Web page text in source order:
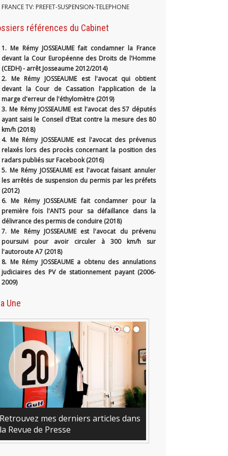
FRANCE TV: PREFET-SUSPENSION-TELEPHONE
références du Cabinet
1. Me Rémy JOSSEAUME fait condamner la France
devant la Cour Européenne des Droits de l'Homme
(CEDH) - arrêt Josseaume 2012/2014)
2. Me Rémy JOSSEAUME est l'avocat qui obtient
devant la Cour de Cassation l'application de la
marge d'erreur de l'éthylomètre (2019)
3. Me Rémy JOSSEAUME est l'avocat des 57 députés
ayant saisi le Conseil d'Etat contre la mesure des 80
km/h (2018)
4. Me Rémy JOSSEAUME est l'avocat des prévenus
relaxés lors des procès concernant la position des
radars publiés sur Facebook (2016)
5. Me Rémy JOSSEAUME est l'avocat faisant annuler
les arrêtés de suspension du permis par les préfets
(2012)
6. Me Rémy JOSSEAUME fait condamner pour la
première fois l'ANTS pour sa défaillance dans la
délivrance des permis de conduire (2018)
7. Me Rémy JOSSEAUME est l'avocat du prévenu
poursuivi pour avoir circuler à 300 km/h sur
l'autoroute A7 (2018)
8. Me Rémy JOSSEAUME a obtenu des annulations
judiciaires des PV de stationnement payant (2006-
2009)
Une
mes derniers articles dans
Revue de Presse